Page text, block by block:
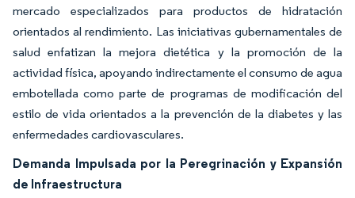
mercado especializados para productos de hidratación
orientados al rendimiento. Las iniciativas gubernamentales de
salud enfatizan la mejora dietética y la promoción de la
actividad física, apoyando indirectamente el consumo de agua
embotellada como parte de programas de modificación del
estilo de vida orientados a la prevención de la diabetes y las
enfermedades cardiovasculares.
Demanda Impulsada por la Peregrinación y Expansión
de Infraestructura